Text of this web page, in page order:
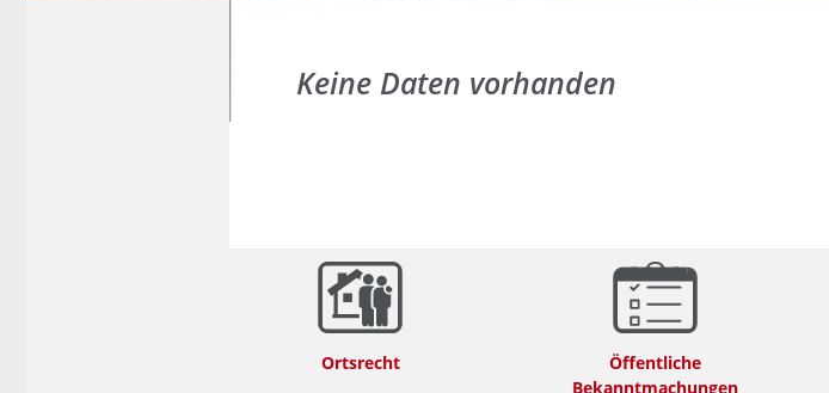
Keine Daten vorhanden
Ortsrecht
Öffentliche
Bekanntmachungen